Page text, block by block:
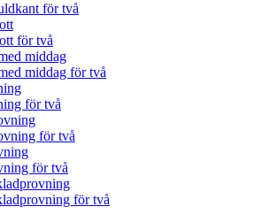
för två
för två
middag
middag för två
för två
för två
för två
för två